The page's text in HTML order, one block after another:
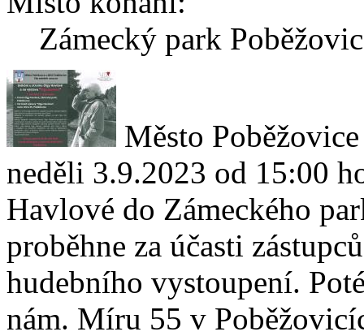
Zámecký park
Město
neděli 3.9.2023 od 15:00
Havlové do Zámeckého
proběhne za účasti
hudebního vystoupení.
nám. Míru 55 v